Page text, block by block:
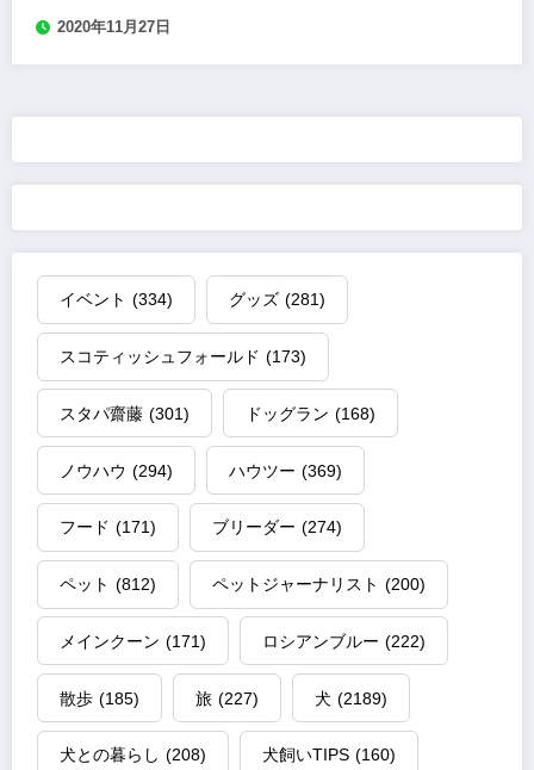
2020年11月27日
イベント (334) グッズ (281)
スコティッシュフォールド (173)
スタパ齋藤 (301) ドッグラン (168)
ノウハウ (294) ハウツー (369)
フード (171) ブリーダー (274)
ペット (812) ペットジャーナリスト (200)
メインクーン (171) ロシアンブルー (222)
散歩 (185) 旅 (227) 犬 (2189)
犬との暮らし (208) 犬飼いTIPS (160)